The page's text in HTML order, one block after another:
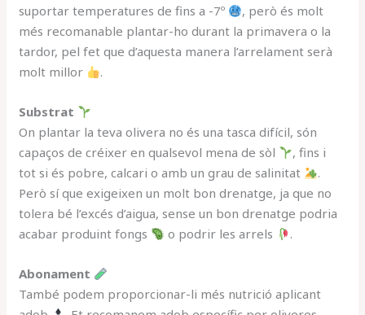
suportar temperatures de fins a -7º
, però és molt
més recomanable plantar-ho durant la primavera o la
tardor, pel fet que d’aquesta manera l’arrelament serà
molt millor
.
Substrat
On plantar la teva olivera no és una tasca difícil, són
capaços de créixer en qualsevol mena de sòl
, fins i
tot si és pobre, calcari o amb un grau de salinitat
.
Però sí que exigeixen un molt bon drenatge, ja que no
tolera bé l’excés d’aigua, sense un bon drenatge podria
acabar produint fongs
o podrir les arrels .
Abonament
També podem proporcionar-li més nutrició aplicant